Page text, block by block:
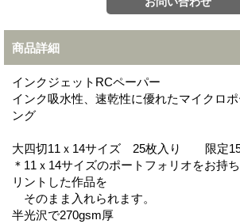
商品詳細
インクジェットRCペーパー
インク吸水性、速乾性に優れたマイクロ
ング
大四切11ｘ14サイズ 25枚入り 限定15
＊11ｘ14サイズのポートフォリオをお持
リントした作品を
そのまま入れられます。
半光沢で270gsm厚